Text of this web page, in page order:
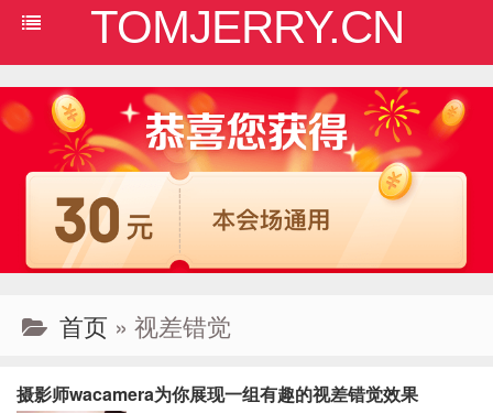
TOMJERRY.CN
首页 » 视差错觉
摄影师wacamera为你展现一组有趣的视差错觉效果